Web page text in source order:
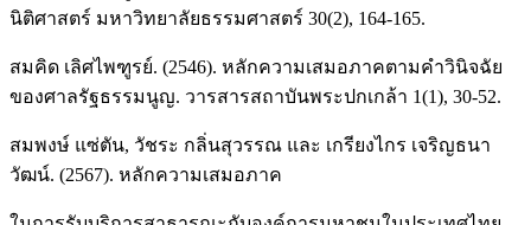
นิติศาสตร์ มหาวิทยาลัยธรรมศาสตร์ 30(2), 164-165.
สมคิด เลิศไพฑูรย์. (2546). หลักความเสมอภาคตามคำวินิจฉัย
ของศาลรัฐธรรมนูญ. วารสารสถาบันพระปกเกล้า 1(1), 30-52.
สมพงษ์ แซ่ตัน, วัชระ กลิ่นสุวรรณ และ เกรียงไกร เจริญธนา
วัฒน์. (2567). หลักความเสมอภาค